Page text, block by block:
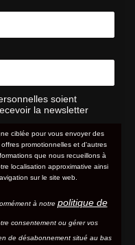
soient
la newsletter
ciblée pour vous envoyer des
promotionnelles et d'autres
que nous recueillons à
localisation approximative ainsi
sur le site web.
à notre politique de
consentement ou gérer vos
de désabonnement situé au bas